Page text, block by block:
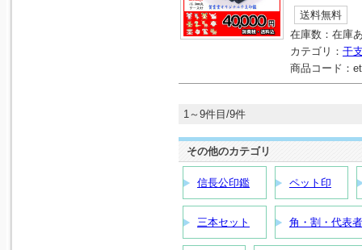
送料無料
在庫数： 在庫
カテゴリ： 干
商品コード：
1～9件目/9件
その他のカテゴリ
信長公印鑑 ペット印
三本セット 角・割・代表